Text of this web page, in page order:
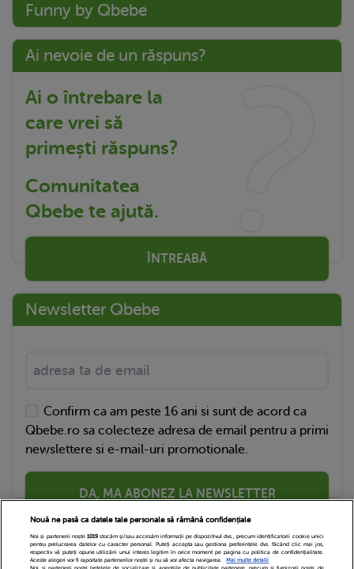
Funny by Qbebe
Ai nevoie de un răspuns?
Ai o întrebare la
care vrei să
primești răspuns?
Comunitatea
Qbebe te ajută.
ÎNTREABĂ
Newsletter Qbebe
Confirm ca am peste 16 ani si sunt de acord ca
Qbebe.ro sa colecteze adresa de email pentru a primi
newslettere si e-mail-uri promotionale.
DA, MA ABONEZ LA NEWSLETTER
Nouă ne pasă ca datele tale personale să rămână confidențiale
Noi și partenerii noștri 1019stocăm și/sau accesăm informații pe dispozitivul dvs., precum identificatorii cookie unici
pentru prelucrarea datelor cu caracter personal. Puteți accepta sau gestiona preferințele dvs. făcând clic mai jos,
respectiv vă puteți opune utilizării unui interes legitim în orice moment pe pagina cu politica de confidențialitate.
Aceste alegeri vor fi raportate partenerilor noștri și nu vă vor afecta navigarea.
Mai multe detalii